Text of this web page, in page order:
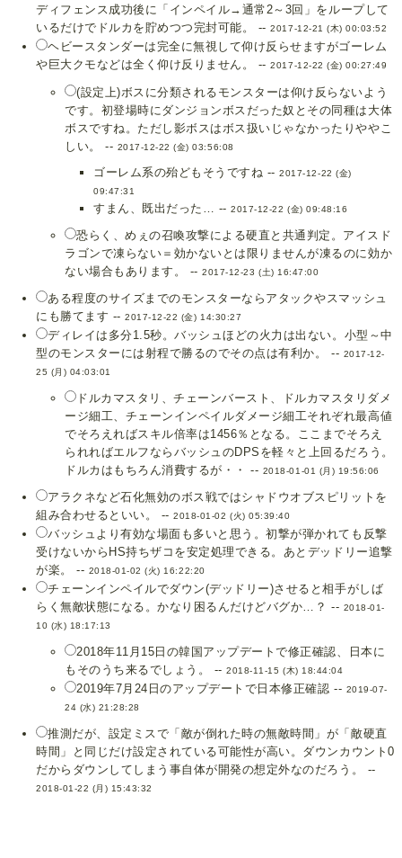
ディフェンス成功後に「インペイル→通常2～3回」をループして
いるだけでドルカを貯めつつ完封可能。 --2017-12-21 (木) 00:03:52
ヘビースタンダーは完全に無視して仰け反らせますがゴーレム
や巨大クモなどは全く仰け反りません。 --2017-12-22 (金) 00:27:49
(設定上)ボスに分類されるモンスターは仰け反らないよう
です。初登場時にダンジョンボスだった奴とその同種は大体
ボスですね。ただし影ボスはボス扱いじゃなかったりややこ
しい。 -- 2017-12-22 (金) 03:56:08
ゴーレム系の殆どもそうですね --2017-12-22 (金)
09:47:31
すまん、既出だった… --2017-12-22 (金) 09:48:16
恐らく、めぇの召喚攻撃による硬直と共通判定。アイスド
ラゴンで凍らない＝効かないとは限りませんが凍るのに効か
ない場合もあります。 --2017-12-23 (土) 16:47:00
ある程度のサイズまでのモンスターならアタックやスマッシュ
にも勝てます --2017-12-22 (金) 14:30:27
ディレイは多分1.5秒。バッシュほどの火力は出ない。小型～中
型のモンスターには射程で勝るのでその点は有利か。 -- 2017-12-
25 (月) 04:03:01
ドルカマスタリ、チェーンバースト、ドルカマスタリダメ
ージ細工、チェーンインペイルダメージ細工それぞれ最高値
でそろえればスキル倍率は1456％となる。ここまでそろえ
られればエルフならバッシュのDPSを軽々と上回るだろう。
ドルカはもちろん消費するが・・ -- 2018-01-01 (月) 19:56:06
アラクネなど石化無効のボス戦ではシャドウオブスピリットを
組み合わせるといい。 --2018-01-02 (火) 05:39:40
バッシュより有効な場面も多いと思う。初撃が弾かれても反撃
受けないからHS持ちザコを安定処理できる。あとデッドリー追撃
が楽。 -- 2018-01-02 (火) 16:22:20
チェーンインペイルでダウン(デッドリー)させると相手がしば
らく無敵状態になる。かなり困るんだけどバグか…？ -- 2018-01-
10 (水) 18:17:13
2018年11月15日の韓国アップデートで修正確認、日本に
もそのうち来るでしょう。 --2018-11-15 (木) 18:44:04
2019年7月24日のアップデートで日本修正確認 -- 2019-07-
24 (水) 21:28:28
推測だが、設定ミスで「敵が倒れた時の無敵時間」が「敵硬直
時間」と同じだけ設定されている可能性が高い。ダウンカウント0
だからダウンしてしまう事自体が開発の想定外なのだろう。 --
2018-01-22 (月) 15:43:32